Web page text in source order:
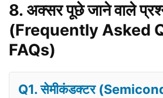
8. अक्सर पूछे जाने वाले
(Frequently Asked
FAQs)
Q1. सेमीकंडक्टर